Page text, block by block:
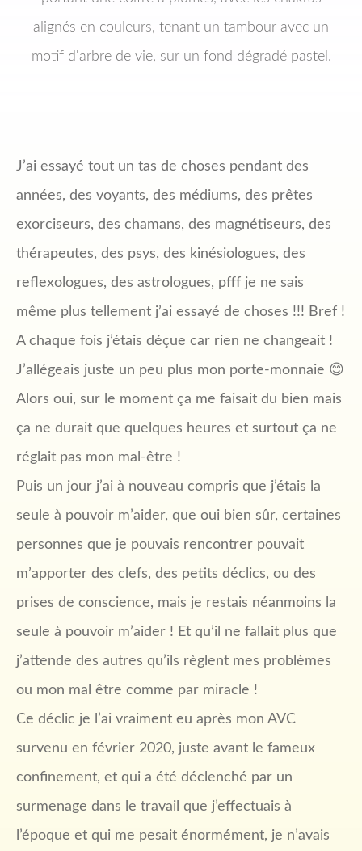
J’ai essayé tout un tas de choses pendant des
années, des voyants, des médiums, des prêtes
exorciseurs, des chamans, des magnétiseurs, des
thérapeutes, des psys, des kinésiologues, des
reflexologues, des astrologues, pfff je ne sais
même plus tellement j’ai essayé de choses !!! Bref !
A chaque fois j’étais déçue car rien ne changeait !
J’allégeais juste un peu plus mon porte-monnaie 😊
Alors oui, sur le moment ça me faisait du bien mais
ça ne durait que quelques heures et surtout ça ne
réglait pas mon mal-être !
Puis un jour j’ai à nouveau compris que j’étais la
seule à pouvoir m’aider, que oui bien sûr, certaines
personnes que je pouvais rencontrer pouvait
m’apporter des clefs, des petits déclics, ou des
prises de conscience, mais je restais néanmoins la
seule à pouvoir m’aider ! Et qu’il ne fallait plus que
j’attende des autres qu’ils règlent mes problèmes
ou mon mal être comme par miracle !
Ce déclic je l’ai vraiment eu après mon AVC
survenu en février 2020, juste avant le fameux
confinement, et qui a été déclenché par un
surmenage dans le travail que j’effectuais à
l’époque et qui me pesait énormément, je n’avais